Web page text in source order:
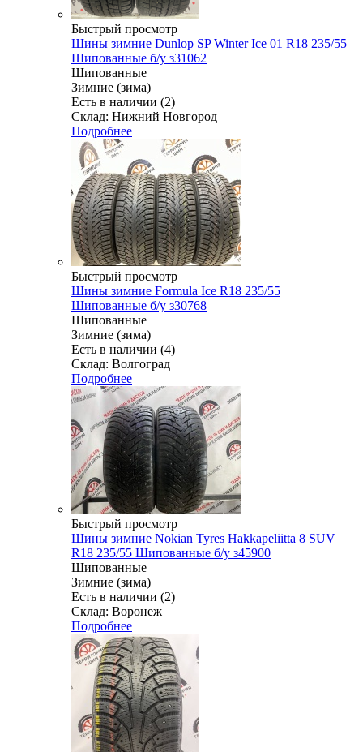
Быстрый просмотр
Шины зимние Dunlop SP Winter Ice 01 R18 235/55
Шипованные б/у з31062
Шипованные
Зимние (зима)
Есть в наличии (2)
Склад: Нижний Новгород
Подробнее
Быстрый просмотр
Шины зимние Formula Ice R18 235/55
Шипованные б/у з30768
Шипованные
Зимние (зима)
Есть в наличии (4)
Склад: Волгоград
Подробнее
Быстрый просмотр
Шины зимние Nokian Tyres Hakkapeliitta 8 SUV
R18 235/55 Шипованные б/у з45900
Шипованные
Зимние (зима)
Есть в наличии (2)
Склад: Воронеж
Подробнее